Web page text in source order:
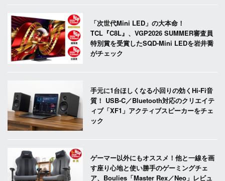
「次世代Mini LED」の大本命！
TCL『C8L』、VGP2026 SUMMER審査員
特別賞を受賞したSQD-Mini LEDを岩井喬
がチェック
手元に1台ほしくなる小回りの効くHi-Fi音
質！ USB-C／Bluetooth対応のクリエイテ
ィブ「XF1」アクティブスピーカーをチェ
ック
ゲーマー以外にもオススメ！他と一線を画
す座り心地と使い勝手のゲーミングチェ
ア、Boulies「Master Rex／Neo」レビュ